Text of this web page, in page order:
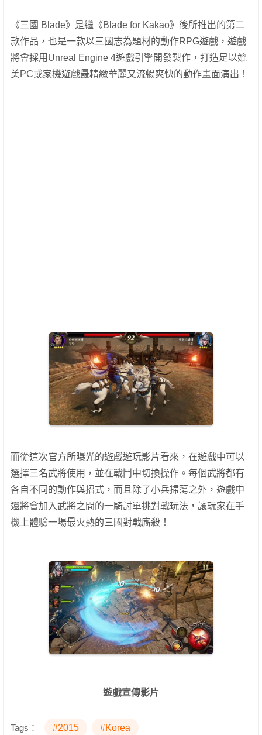
《三國 Blade》是繼《Blade for Kakao》後所推出的第二
款作品，也是一款以三國志為題材的動作RPG遊戲，遊戲
將會採用Unreal Engine 4遊戲引擎開發製作，打造足以媲
美PC或家機遊戲最精緻華麗又流暢爽快的動作畫面演出！
而從這次官方所曝光的遊戲遊玩影片看來，在遊戲中可以
選擇三名武將使用，並在戰鬥中切換操作。每個武將都有
各自不同的動作與招式，而且除了小兵掃蕩之外，遊戲中
還將會加入武將之間的一騎討單挑對戰玩法，讓玩家在手
機上體驗一場最火熱的三國對戰廝殺！
遊戲宣傳影片
Tags： #2015 #Korea